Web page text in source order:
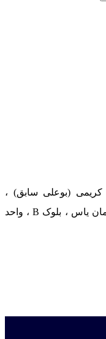
کریمی (بوعلی سابق) ،
نرسیده به چهار راه اسدی ، پلاک ۲ ساختمان یاس ، بلوک B ، واحد